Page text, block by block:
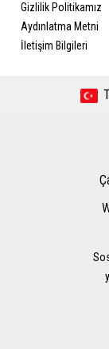
Gizlilik Politikamız
Aydınlatma Metni
İletişim Bilgileri